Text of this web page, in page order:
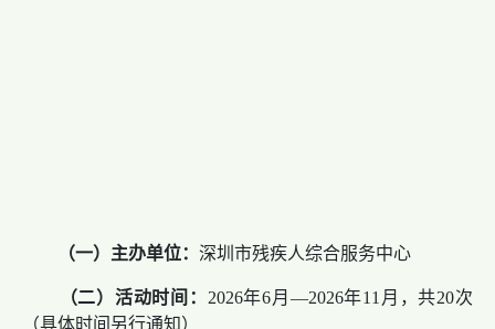
（一） 主办单位： 深圳市残疾人综合服务中心
（二） 活动时间： 2026年6月—2026年11月，共20次
（具体时间另行通知）